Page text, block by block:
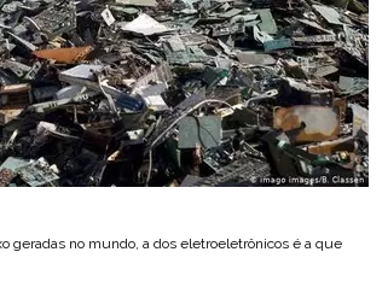
geradas no mundo, a dos eletroeletrônicos é a que